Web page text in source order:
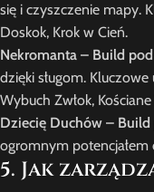
się i czyszczenie mapy.
Doskok, Krok w Cień.
Nekromanta – Build
dzięki sługom.
Wybuch Zwłok,
Dziecię Duchów – Build
ogromnym potencjałem
5. Jak